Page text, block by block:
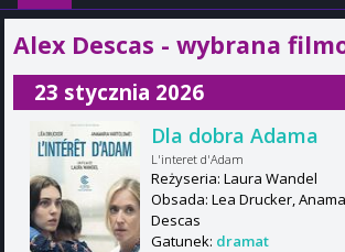
Alex Descas - wybrana
23 stycznia 2026
Dla dobra Adama
L'interet d'Adam
Reżyseria: Laura Wandel
Obsada: Lea Drucker,
Descas
Gatunek: dramat